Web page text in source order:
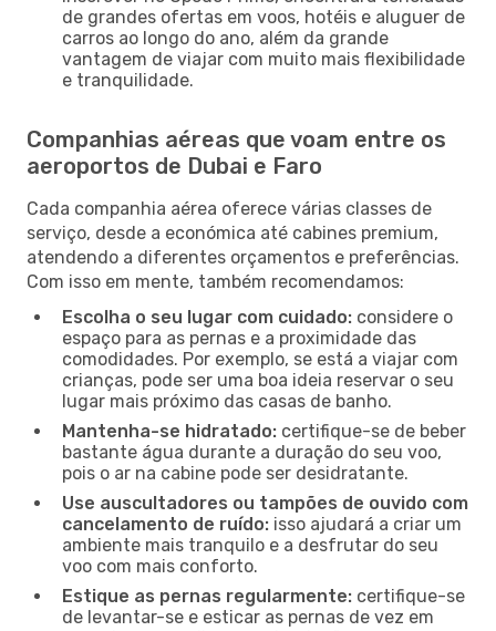
de grandes ofertas em voos, hotéis e aluguer de
carros ao longo do ano, além da grande
vantagem de viajar com muito mais flexibilidade
e tranquilidade.
Companhias aéreas que voam entre os
aeroportos de Dubai e Faro
Cada companhia aérea oferece várias classes de
serviço, desde a económica até cabines premium,
atendendo a diferentes orçamentos e preferências.
Com isso em mente, também recomendamos:
Escolha o seu lugar com cuidado: considere o
espaço para as pernas e a proximidade das
comodidades. Por exemplo, se está a viajar com
crianças, pode ser uma boa ideia reservar o seu
lugar mais próximo das casas de banho.
Mantenha-se hidratado: certifique-se de beber
bastante água durante a duração do seu voo,
pois o ar na cabine pode ser desidratante.
Use auscultadores ou tampões de ouvido com
cancelamento de ruído: isso ajudará a criar um
ambiente mais tranquilo e a desfrutar do seu
voo com mais conforto.
Estique as pernas regularmente: certifique-se
de levantar-se e esticar as pernas de vez em